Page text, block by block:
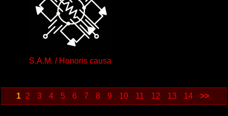
S.A.M. / Honoris causa
1 2 3 4 5 6 7 8 9 10 11 12 13 14 >>